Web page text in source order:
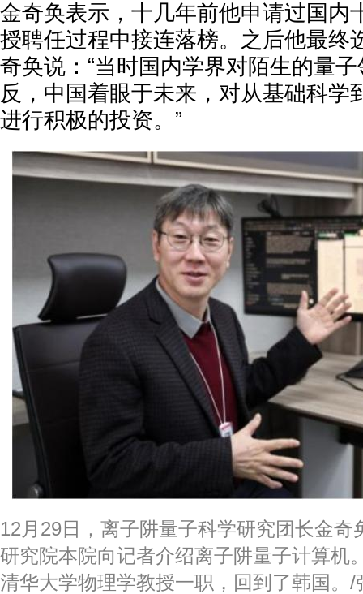
金奇奂表示，十几年前他申请过国内
授聘任过程中接连落榜。之后他最终
奇奂说：“当时国内学界对陌生的量
反，中国着眼于未来，对从基础科学
进行积极的投资。”
12月29日，离子阱量子科学研究团长金奇
研究院本院向记者介绍离子阱量子计算机
清华大学物理学教授一职，回到了韩国。/